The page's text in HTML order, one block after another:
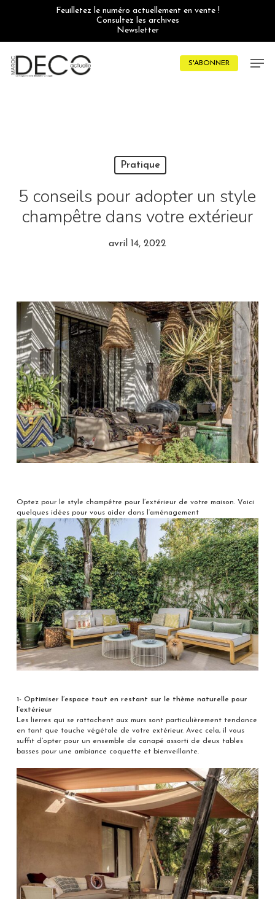
Feuilletez le numéro actuellement en vente !
Consultez les archives
Newsletter
S'ABONNER
Pratique
5 conseils pour adopter un style
champêtre dans votre extérieur
avril 14, 2022
Optez pour le style champêtre pour l’extérieur de votre maison. Voici
quelques idées pour vous aider dans l’aménagement
1- Optimiser l’espace tout en restant sur le thème naturelle pour
l’extérieur
Les lierres qui se rattachent aux murs sont particulièrement tendance
en tant que touche végétale de votre extérieur. Avec cela, il vous
suffit d’opter pour un ensemble de canapé assorti de deux tables
basses pour une ambiance coquette et bienveillante.